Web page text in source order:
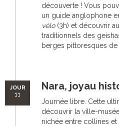
découverte ! Vous
un guide anglophone
vélo(3h) et découvrir
traditionnels des
berges pittoresques de
JOUR
11
Nara, joyau
Journée libre. Cette
découvrir la ville-
nichée entre collines